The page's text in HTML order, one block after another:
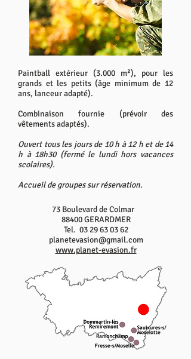
Paintball extérieur (3.000 m²), pour les
grands et les petits (âge minimum de 12
ans, lanceur adapté).
Combinaison fournie (prévoir des
vêtements adaptés).
Ouvert tous les jours de 10 h à 12 h et de 14
h à 18h30 (fermé le lundi hors vacances
scolaires).
Accueil de groupes sur réservation.
73 Boulevard de Colmar
88400 GERARDMER
Tel. 03 29 63 03 62
planetevasion@gmail.com
www.planet-evasion.fr